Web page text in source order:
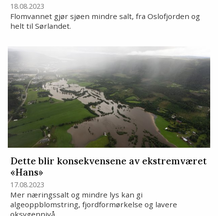
18.08.2023
Flomvannet gjør sjøen mindre salt, fra Oslofjorden og
helt til Sørlandet.
Dette blir konsekvensene av ekstremværet
«Hans»
17.08.2023
Mer næringssalt og mindre lys kan gi
algeoppblomstring, fjordformørkelse og lavere
oksygennivå.